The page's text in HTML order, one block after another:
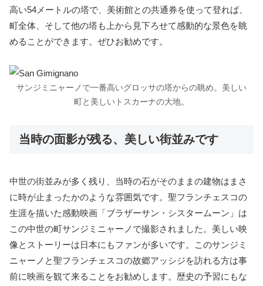
高い54メートルの塔で、美術館との共通券を使って登れば、
町全体、そして他の塔も上から見下ろせて感動的な景色を眺
めることができます。ぜひお勧めです。
サンジミニャーノで一番高いグロッサの塔からの眺め。美しい
町と美しいトスカーナの大地。
当時の面影が残る、美しい街並みです
中世の街並みが多く残り、当時の石がそのままの建物はまさ
に時が止まったかのような雰囲気です。聖フランチェスコの
生涯を描いた感動映画「ブラザーサン・シスタームーン」は
この中世の町サンジミニャーノで撮影されました。美しい映
像とストーリーは日本にもファンが多いです。このサンジミ
ニャーノと聖フランチェスコの故郷アッシジを訪れる方は事
前に映画を観て来ることをお勧めします。歴史の予習にもな